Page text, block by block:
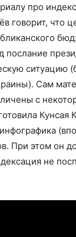
про
говорит, что
послание
ситуацию
Сам
с
Кунсая
При этом он
не